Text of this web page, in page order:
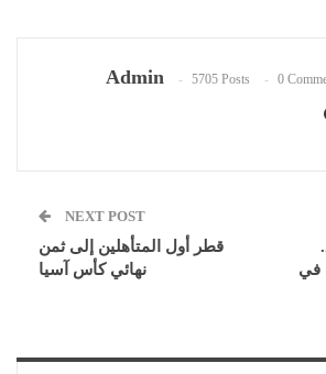
Admin 5705 Posts 0
في
NEXT POST
قطر أول المتأهلين إلى ثمن
نهائي كأس آسيا